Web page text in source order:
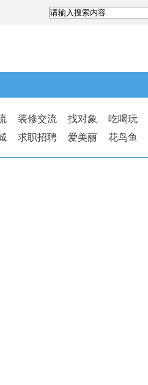
装修交流 找对象 吃喝玩
求职招聘 爱美丽 花鸟鱼